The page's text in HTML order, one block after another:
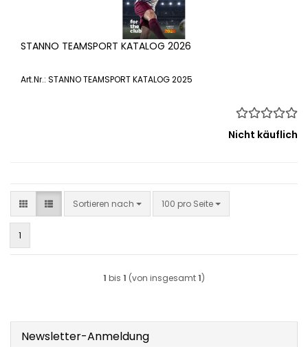
STANNO TEAMSPORT KATALOG 2026
Art.Nr.: STANNO TEAMSPORT KATALOG 2025
Nicht käuflich
Sortieren nach
Sortieren nach 100 pro Seite
pro Seite
1
1 bis 1 (von insgesamt1)
Newsletter-Anmeldung